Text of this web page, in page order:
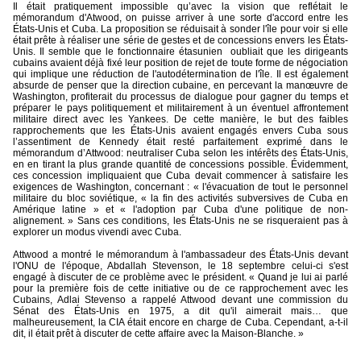
Il était pratiquement impossible qu’avec la vision que reflétait le
mémorandum d'Atwood, on puisse arriver à une sorte d'accord entre les
États-Unis et Cuba. La proposition se réduisait à sonder l'île pour voir si elle
était prête à réaliser une série de gestes et de concessions envers les États-
Unis. Il semble que le fonctionnaire étasunien
oubliait que les dirigeants
cubains avaient déjà fixé leur position de rejet de toute forme de négociation
qui implique une réduction de l'autodétermination de l'île. Il est également
absurde de penser que la direction cubaine, en percevant la manœuvre de
Washington, profiterait du processus de dialogue pour gagner du temps et
préparer le pays politiquement et militairement à un éventuel affrontement
militaire direct avec les Yankees. De cette manière, le but des faibles
rapprochements que les États-Unis avaient engagés envers Cuba sous
l’assentiment de Kennedy était resté parfaitement exprimé dans le
mémorandum d’Attwood: neutraliser Cuba selon les intérêts des États-Unis,
en en tirant la plus grande quantité de concessions possible. Évidemment,
ces concession impliquaient que Cuba devait commencer à satisfaire les
exigences de Washington, concernant : « l'évacuation de tout le personnel
militaire du bloc soviétique, « la fin des activités subversives de Cuba en
Amérique latine » et « l'adoption par Cuba d'une politique de non-
alignement. » Sans ces conditions, les États-Unis ne se risqueraient pas à
explorer un modus vivendi avec Cuba.
Attwood a montré le mémorandum à l'ambassadeur des États-Unis devant
l'ONU de l'époque, Abdallah Stevenson, le 18 septembre celui-ci s'est
engagé à discuter de ce problème avec le président. « Quand je lui ai parlé
pour la première fois de cette initiative ou de ce rapprochement avec les
Cubains, Adlai Stevenso a rappelé Attwood devant une commission du
Sénat des États-Unis en 1975, a dit qu'il aimerait mais… que
malheureusement, la CIA était encore en charge de Cuba. Cependant, a-t-il
dit, il était prêt à discuter de cette affaire avec la Maison-Blanche. »